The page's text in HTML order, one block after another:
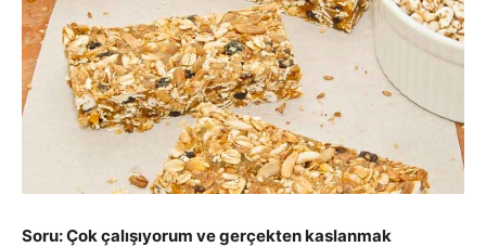
Soru: Çok çalışıyorum ve gerçekten kaslanmak